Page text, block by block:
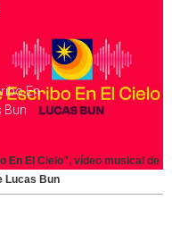
En El Cielo", vídeo musical de
Lucas Bun